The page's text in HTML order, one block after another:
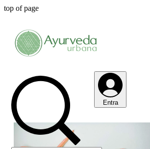
top of page
Entra